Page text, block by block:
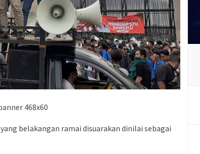
belakangan ramai disuarakan dinilai sebagai